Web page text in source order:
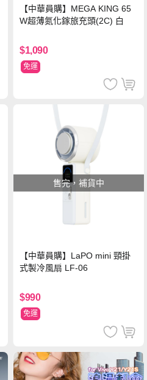
【中華員購】MEGA KING 65
W超薄氮化鎵旅充頭(2C) 白
$1,090
免運
售完，補貨中
【中華員購】LaPO mini 頸掛
式製冷風扇 LF-06
$990
免運